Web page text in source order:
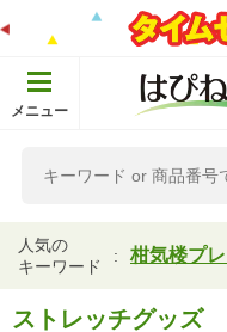
メニュー
人気の
キーワード
柑気楼プ
ストレッチグッズ